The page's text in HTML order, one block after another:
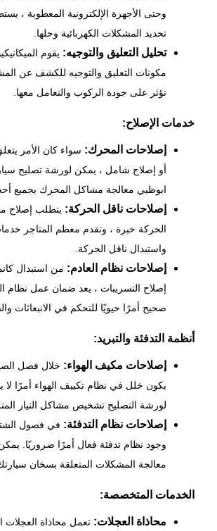
وحتى الأجهزة الإلكترونية المعطوبة ،
تحديد المشكلات الكهربائية وحلها.
تحليل التعليق والتوجيه: يقوم
مكونات التعليق والتوجيه للكشف عن
تؤثر على جودة الركوب والتعامل معها.
خدمات الإصلاح:
إصلاحات المحرك: سواء كان الأمر
أو إصلاح شامل ، يمكن لورشة تصليح
ابوظبي معالجة مشاكل المحرك بجميع
إصلاحات ناقل الحركة: يتطلب إصلاح
الحركة خبرة ، وتقدم معظم المتاجر
واستبدال ناقل الحركة.
إصلاحات نظام العادم: من استبدال
إصلاح التسريبات ، يعد ضمان عمل نظام
صحيح أمرًا حيويًا للتحكم في الانبعاثات
أنظمة التدفئة والتبريد:
إصلاحات مكيف الهواء: خلال فصل
يكون خلل في نظام تكييف الهواء أمرًا
لورشة التصليح تشخيص مشاكل التيار
إصلاحات نظام التدفئة: في فصول
وجود نظام تدفئة فعال أمرًا ضروريًا. يمكن
معالجة المشكلات المتعلقة بسخان
الخدمات المتخصصة:
محاذاة العجلات: تعمل محاذاة